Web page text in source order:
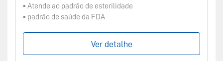
▪ Atende ao padrão de esterilidade
▪ padrão de saúde da FDA
Ver detalhe